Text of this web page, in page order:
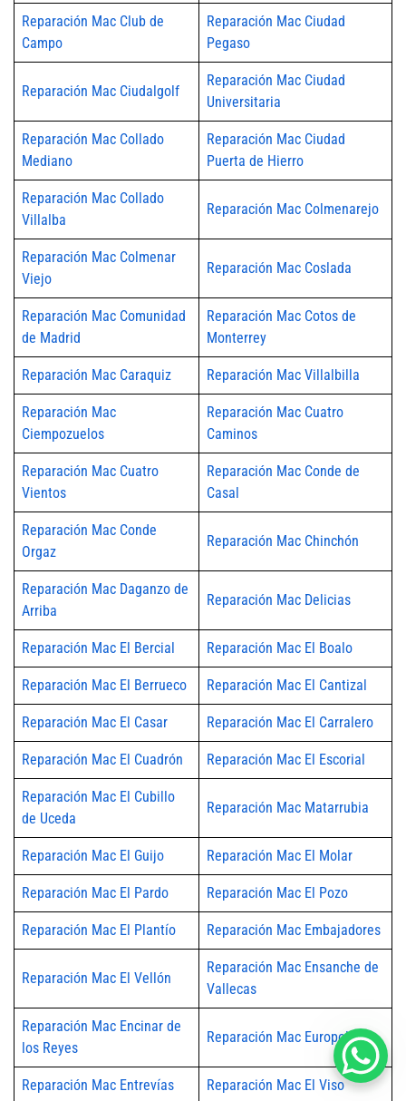
Reparación Mac Club de
Campo
Reparación Mac Ciudad
Pegaso
Reparación Mac Ciudalgolf
Reparación Mac Ciudad
Universitaria
Reparación Mac Collado
Mediano
Reparación Mac Ciudad
Puerta de Hierro
Reparación Mac Collado
Villalba
Reparación Mac Colmenarejo
Reparación Mac Colmenar
Viejo
Reparación Mac Coslada
Reparación Mac Comunidad
de Madrid
Reparación Mac Cotos de
Monterrey
Reparación Mac Caraquiz Reparación Mac Villalbilla
Reparación Mac
Ciempozuelos
Reparación Mac Cuatro
Caminos
Reparación Mac Cuatro
Vientos
Reparación Mac Conde de
Casal
Reparación Mac Conde
Orgaz
Reparación Mac Chinchón
Reparación Mac Daganzo de
Arriba
Reparación Mac Delicias
Reparación Mac El Bercial Reparación Mac El Boalo
Reparación Mac El Berrueco Reparación Mac El Cantizal
Reparación Mac El Casar Reparación Mac El Carralero
Reparación Mac El Cuadrón Reparación Mac El Escorial
Reparación Mac El Cubillo
de Uceda
Reparación Mac Matarrubia
Reparación Mac El Guijo Reparación Mac El Molar
Reparación Mac El Pardo Reparación Mac El Pozo
Reparación Mac El Plantío Reparación Mac Embajadores
Reparación Mac El Vellón
Reparación Mac Ensanche de
Vallecas
Reparación Mac Encinar de
los Reyes
Reparación Mac Europolis
Reparación Mac Entrevías Reparación Mac El Viso